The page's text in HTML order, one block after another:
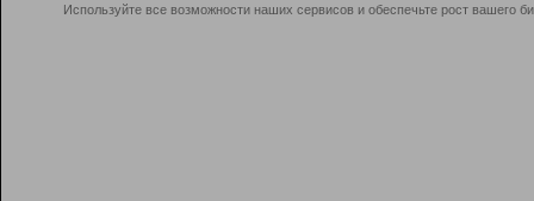
Используйте все возможности наших сервисов и обеспечьте рост вашего